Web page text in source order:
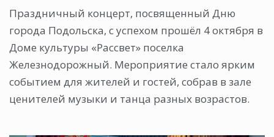
Праздничный концерт, посвященный Дню
города Подольска, с успехом прошёл 4 октября в
Доме культуры «Рассвет» поселка
Железнодорожный. Мероприятие стало ярким
событием для жителей и гостей, собрав в зале
ценителей музыки и танца разных возрастов.